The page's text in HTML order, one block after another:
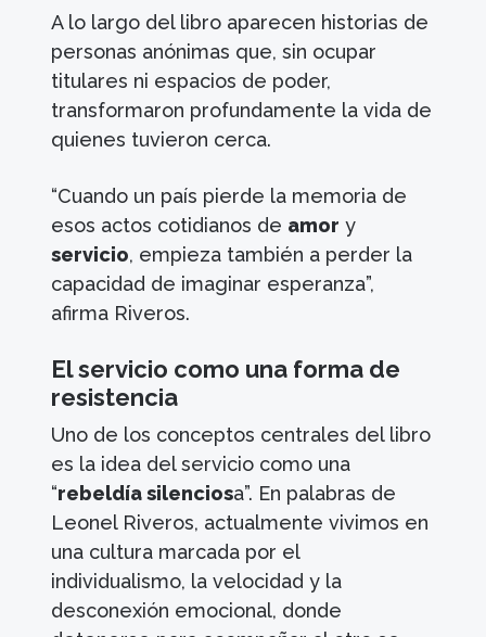
A lo largo del libro aparecen historias de
personas anónimas que, sin ocupar
titulares ni espacios de poder,
transformaron profundamente la vida de
quienes tuvieron cerca.
“Cuando un país pierde la memoria de
esos actos cotidianos de amor y
servicio, empieza también a perder la
capacidad de imaginar esperanza”,
afirma Riveros.
El servicio como una forma de
resistencia
Uno de los conceptos centrales del libro
es la idea del servicio como una
“rebeldía silenciosa”. En palabras de
Leonel Riveros, actualmente vivimos en
una cultura marcada por el
individualismo, la velocidad y la
desconexión emocional, donde